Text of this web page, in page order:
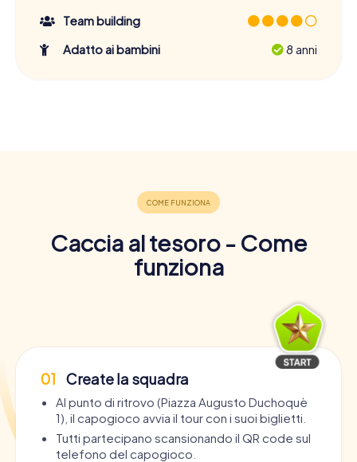
Team building
Adatto ai bambini
8 anni
Caccia al tesoro - Come
funziona
01 Create la squadra
Al punto di ritrovo (Piazza Augusto Duchoquè
1), il capogioco avvia il tour con i suoi biglietti.
Tutti partecipano scansionando il QR code sul
telefono del capogioco.